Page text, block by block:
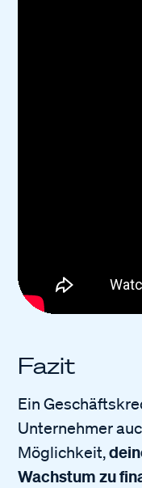
Fazit
Ein
Unternehmer
Möglichkeit,
Wachstum zu